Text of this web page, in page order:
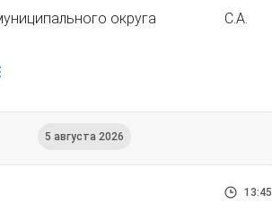
муниципального округа С.А.
5 августа 2026
13:45